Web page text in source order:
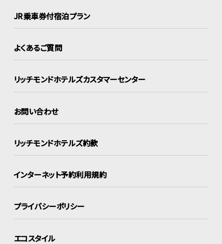
JR乗車券付宿泊プラン
よくあるご質問
リッチモンドホテルズカスタマーセンター
お問い合わせ
リッチモンドホテルズ約款
インターネット予約利用規約
プライバシーポリシー
エコスタイル